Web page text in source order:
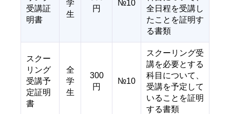
受講証
明書
学
生
円
№10
全日程を受講し
たことを証明す
る書類
スクー
リング
受講予
定証明
書
全
学
生
300
円
№10
スクーリング受
講を必要とする
科目について、
受講を予定して
いることを証明
する書類